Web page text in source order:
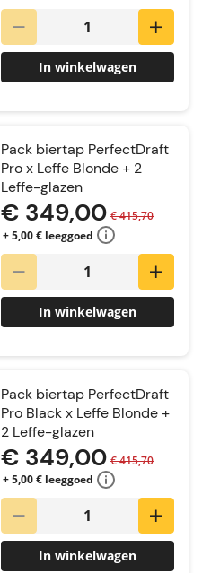
In winkelwagen
Pack biertap PerfectDraft
Pro x Leffe Blonde + 2
Leffe-glazen
€ 349,00 € 415,70
+ 5,00 € leeggoed
In winkelwagen
Pack biertap PerfectDraft
Pro Black x Leffe Blonde +
2 Leffe-glazen
€ 349,00 € 415,70
+ 5,00 € leeggoed
In winkelwagen